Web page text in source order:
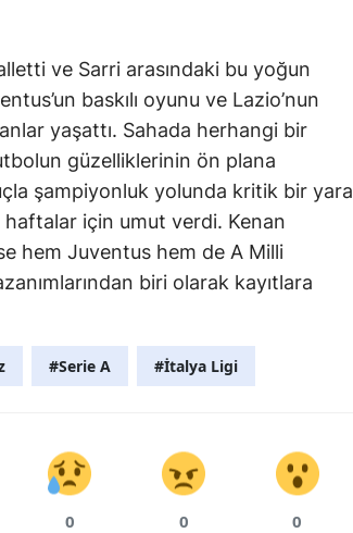
ve Sarri arasındaki bu yoğun
baskılı oyunu ve Lazio’nun
yaşattı. Sahada herhangi bir
güzelliklerinin ön plana
şampiyonluk yolunda kritik bir yara
için umut verdi. Kenan
hem Juventus hem de A Milli
biri olarak kayıtlara
#Serie A #İtalya Ligi
0 0 0